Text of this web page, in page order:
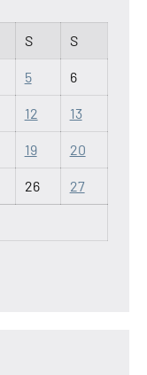
S S
5 6
12 13
19 20
26 27